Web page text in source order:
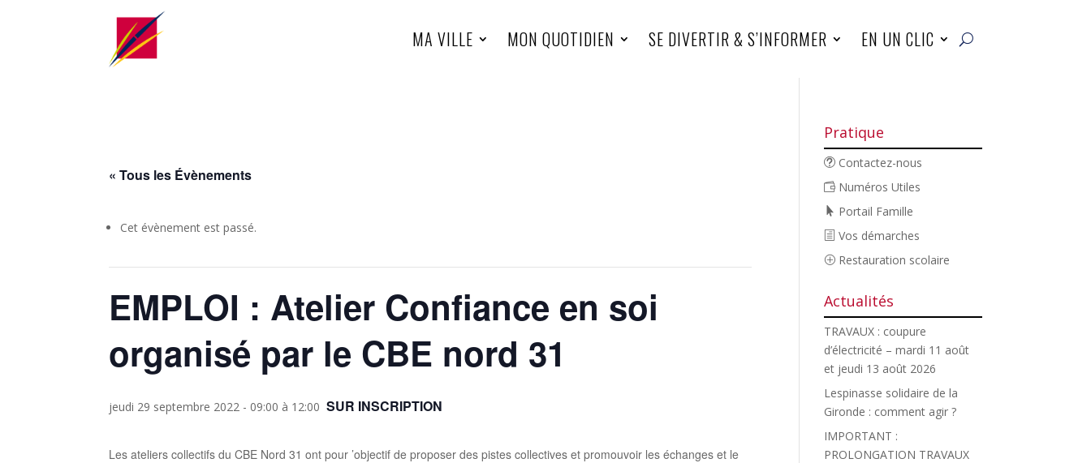
MA VILLE MON QUOTIDIEN SE DIVERTIR & S’INFORMER EN UN CLIC
« Tous les Évènements
Cet évènement est passé.
EMPLOI : Atelier Confiance en soi
organisé par le CBE nord 31
jeudi 29 septembre 2022 - 09:00 à 12:00 SUR INSCRIPTION
Les ateliers collectifs du CBE Nord 31 ont pour ’objectif de proposer des pistes collectives et promouvoir les échanges et le
Pratique
Contactez-nous
Numéros Utiles
Portail Famille
Vos démarches
Restauration scolaire
Actualités
TRAVAUX : coupure
d’électricité – mardi 11 août
et jeudi 13 août 2026
Lespinasse solidaire de la
Gironde : comment agir ?
IMPORTANT :
PROLONGATION TRAVAUX